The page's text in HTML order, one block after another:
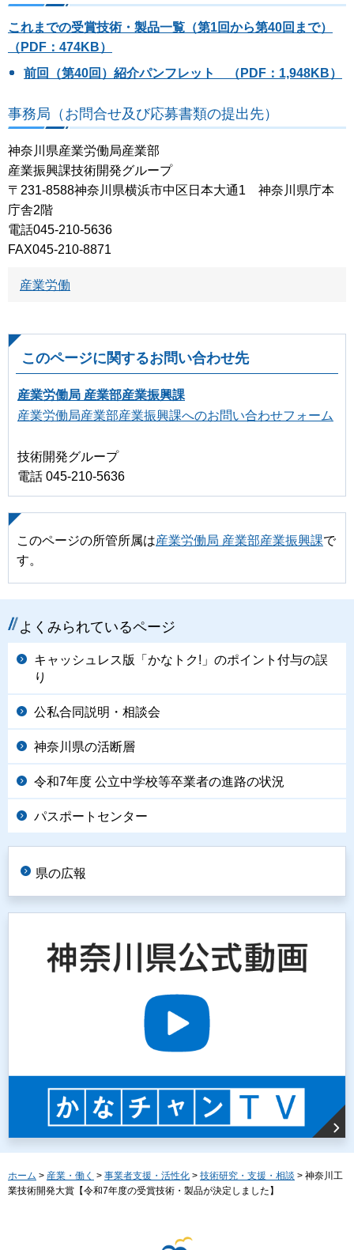
これまでの受賞技術・製品一覧（第1回から第40回まで）
（PDF：474KB）
前回（第40回）紹介パンフレット （PDF：1,948KB）
事務局（お問合せ及び応募書類の提出先）
神奈川県産業労働局産業部
産業振興課技術開発グループ
〒231-8588神奈川県横浜市中区日本大通1 神奈川県庁本
庁舎2階
電話045-210-5636
FAX045-210-8871
産業労働
このページに関するお問い合わせ先
産業労働局 産業部産業振興課
産業労働局産業部産業振興課へのお問い合わせフォーム
技術開発グループ
電話 045-210-5636
このページの所管所属は産業労働局 産業部産業振興課で
す。
よくみられているページ
キャッシュレス版「かなトク!」のポイント付与の誤
り
公私合同説明・相談会
神奈川県の活断層
令和7年度 公立中学校等卒業者の進路の状況
パスポートセンター
県の広報
ホーム > 産業・働く > 事業者支援・活性化 > 技術研究・支援・相談 > 神奈川工
業技術開発大賞【令和7年度の受賞技術・製品が決定しました】